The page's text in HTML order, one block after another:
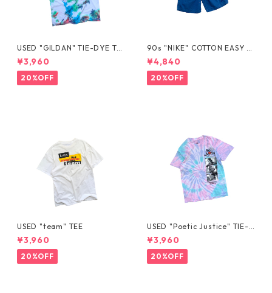
USED "GILDAN" TIE-DYE TE
E
¥3,960
20%OFF
90s "NIKE" COTTON EASY S
HORTS
¥4,840
20%OFF
USED "team" TEE
¥3,960
20%OFF
USED "Poetic Justice" TIE-D
YE TEE
¥3,960
20%OFF